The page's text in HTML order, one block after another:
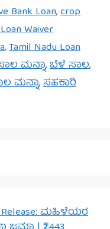
Bank Loan,crop
Waiver
,Tamil Nadu Loan
ಮನ್ನಾ,ಬೆಳೆ ಸಾಲ,
ಮನ್ನಾ,ಸಹಕಾರಿ
Release: ಮಹಿಳೆಯರ